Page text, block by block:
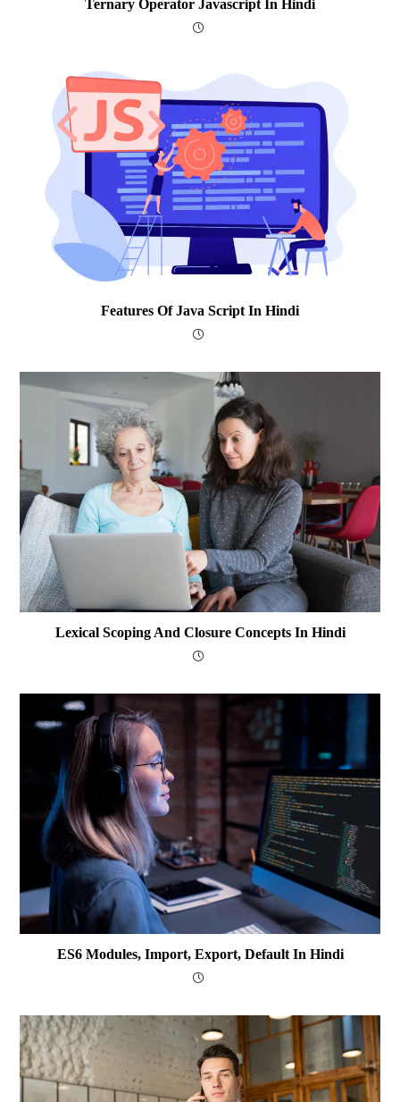
Ternary Operator Javascript In Hindi
Features Of Java Script In Hindi
Lexical Scoping And Closure Concepts In Hindi
ES6 Modules, Import, Export, Default In Hindi